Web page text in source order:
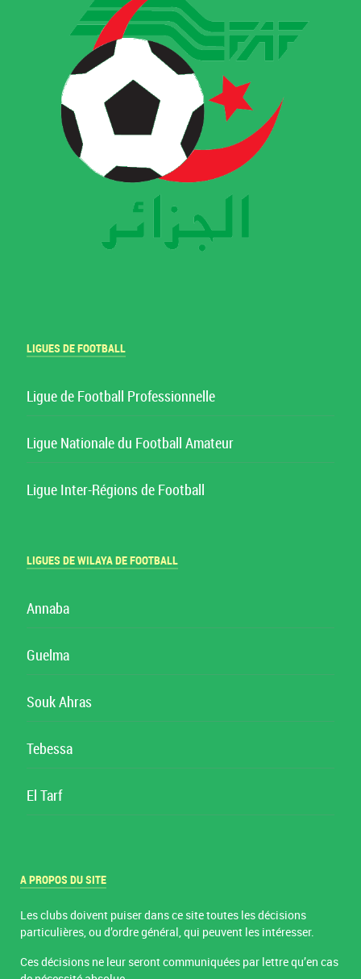
LIGUES DE FOOTBALL
Ligue de Football Professionnelle
Ligue Nationale du Football Amateur
Ligue Inter-Régions de Football
LIGUES DE WILAYA DE FOOTBALL
Annaba
Guelma
Souk Ahras
Tebessa
El Tarf
A PROPOS DU SITE
Les clubs doivent puiser dans ce site toutes les décisions
particulières, ou d’ordre général, qui peuvent les intéresser.
Ces décisions ne leur seront communiquées par lettre qu’en cas